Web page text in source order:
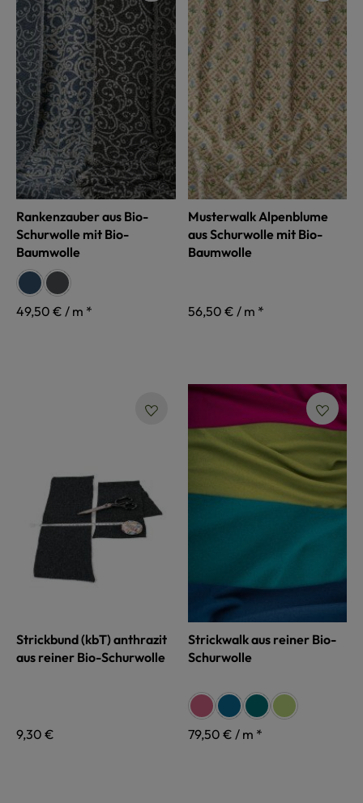
Rankenzauber aus Bio-
Schurwolle mit Bio-
Baumwolle
Farbe auswählen
jeans
anthrazit
49,50 € / m *
Musterwalk Alpenblume
aus Schurwolle mit Bio-
Baumwolle
56,50 € / m *
Strickbund (kbT) anthrazit
aus reiner Bio-Schurwolle
Regulärer Preis:
9,30 €
Strickwalk aus reiner Bio-
Schurwolle
Farbe auswählen
fuchsiaindigoblau
petrol maigrün
79,50 € / m *